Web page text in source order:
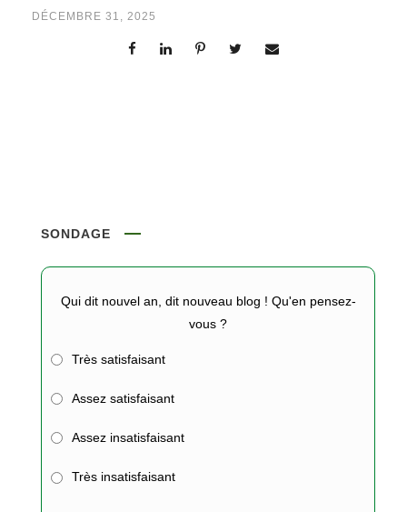
DÉCEMBRE 31, 2025
SONDAGE
Qui dit nouvel an, dit nouveau blog ! Qu'en pensez-
vous ?
Très satisfaisant
Assez satisfaisant
Assez insatisfaisant
Très insatisfaisant